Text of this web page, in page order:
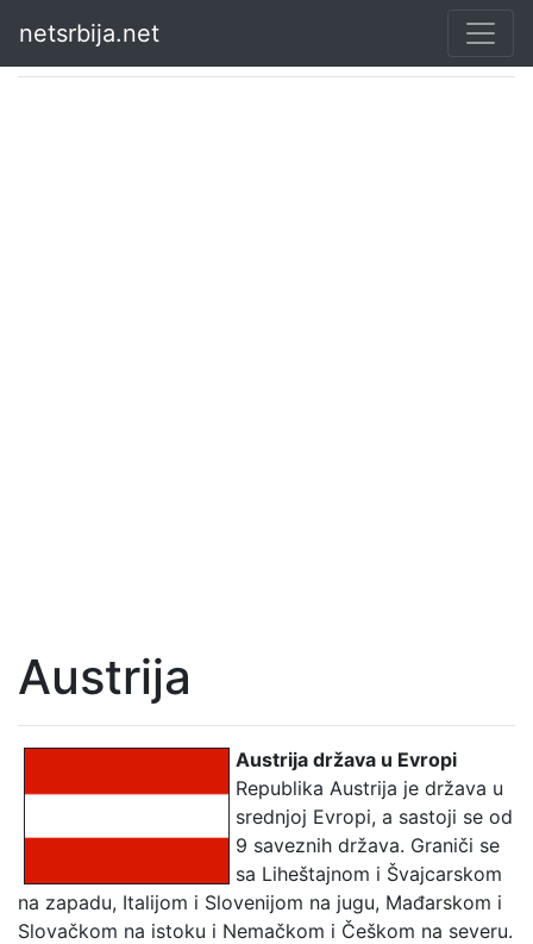
netsrbija.net
Austrija
Austrija država u Evropi
Republika Austrija je država u
srednjoj Evropi, a sastoji se od
9 saveznih država. Graniči se
sa Liheštajnom i Švajcarskom
na zapadu, Italijom i Slovenijom na jugu, Mađarskom i
Slovačkom na istoku i Nemačkom i Češkom na severu.